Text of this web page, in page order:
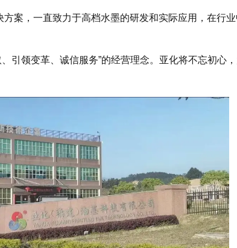
案，一直致力于高档水墨的研发和实际应用，在行
引领变革、诚信服务”的经营理念。亚化将不忘初心